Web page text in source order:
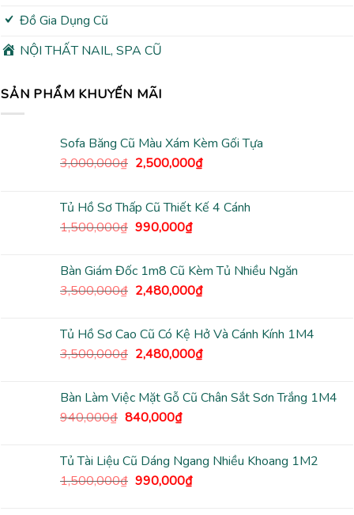
Đồ Gia Dụng Cũ
NỘI THẤT NAIL, SPA CŨ
SẢN PHẨM KHUYẾN MÃI
Sofa Băng Cũ Màu Xám Kèm Gối Tựa
3,000,000₫ Giá
3,000,000₫.
2,500,000₫Giá
là:
Tủ Hồ Sơ Thấp Cũ Thiết Kế 4 Cánh
1,500,000₫ Giá
1,500,000₫.
990,000₫Giá
là:
990,000₫.
Bàn Giám Đốc 1m8 Cũ Kèm Tủ Nhiều Ngăn
3,500,000₫ Giá
3,500,000₫.
2,480,000₫Giá
là:
2,480,000₫.
Tủ Hồ Sơ Cao Cũ Có Kệ Hở Và Cánh Kính 1M4
3,500,000₫ Giá
3,500,000₫.
2,480,000₫Giá
là:
Bàn Làm Việc Mặt Gỗ Cũ Chân Sắt Sơn Trắng 1M4
940,000₫ Giá
940,000₫.
840,000₫Giá
là:
840,000₫.
Tủ Tài Liệu Cũ Dáng Ngang Nhiều Khoang 1M2
1,500,000₫ Giá
990,000₫Giá